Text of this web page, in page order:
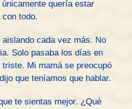
quería estar
todo.
cada vez más. No
Solo pasaba los días en
Mi mamá se preocupó
que teníamos que hablar.
te sientas mejor. ¿Qué